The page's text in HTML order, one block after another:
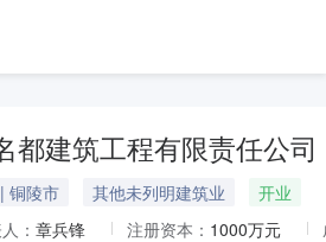
都建筑工程有限责任公司
铜陵市 其他未列明建筑业
开业
： 章兵锋 注册资本： 1000万元